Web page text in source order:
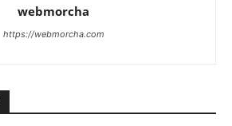
webmorcha
https://webmorcha.com